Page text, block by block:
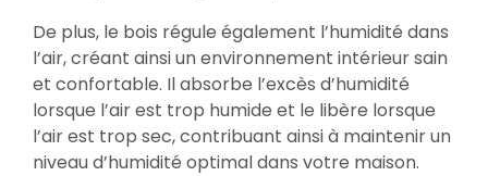
De plus, le bois régule également l’humidité dans
l’air, créant ainsi un environnement intérieur sain
et confortable. Il absorbe l’excès d’humidité
lorsque l’air est trop humide et le libère lorsque
l’air est trop sec, contribuant ainsi à maintenir un
niveau d’humidité optimal dans votre maison.